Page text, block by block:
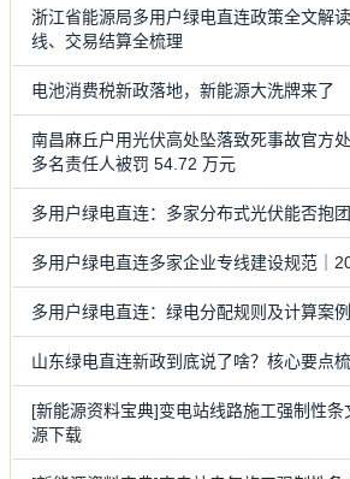
浙江省能源局多用户绿电直连政策全文解
线、交易结算全梳理
电池消费税新政落地，新能源大洗牌来了
南昌麻丘户用光伏高处坠落致死事故官方
多名责任人被罚 54.72 万元
多用户绿电直连：多家分布式光伏能否抱
多用户绿电直连多家企业专线建设规范｜
多用户绿电直连：绿电分配规则及计算案例
山东绿电直连新政到底说了啥？核心要点
[新能源资料宝典]变电站线路施工强制性
源下载